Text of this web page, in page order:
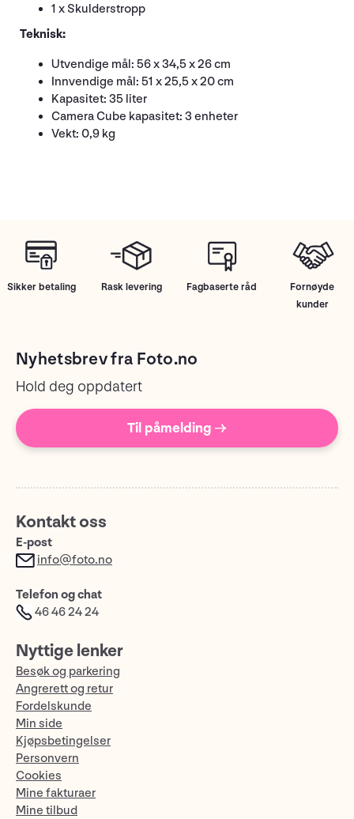
1 x Skulderstropp
Teknisk:
Utvendige mål: 56 x 34,5 x 26 cm
Innvendige mål: 51 x 25,5 x 20 cm
Kapasitet: 35 liter
Camera Cube kapasitet: 3 enheter
Vekt: 0,9 kg
Sikker betaling Rask levering Fagbaserte råd
Fornøyde
kunder
Nyhetsbrev fra Foto.no
Hold deg oppdatert
Til påmelding →
Kontakt oss
E-post
info@foto.no
Telefon og chat
46 46 24 24
Nyttige lenker
Besøk og parkering
Angrerett og retur
Fordelskunde
Min side
Kjøpsbetingelser
Personvern
Cookies
Mine fakturaer
Mine tilbud